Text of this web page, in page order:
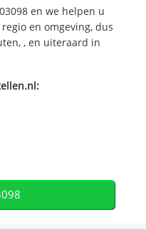
en we helpen u
en omgeving, dus
, en uiteraard in